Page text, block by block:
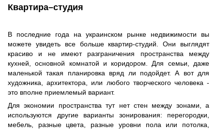
Квартира–студия
В последние года на украинском рынке недвижимости вы
можете увидеть все больше квартир-студий. Они выглядят
красиво и не имеют разграничения пространства между
кухней, основной комнатой и коридором. Для семьи, даже
маленькой такая планировка вряд ли подойдет. А вот для
художника, архитектора, или любого творческого человека -
это вполне приемлемый вариант.
Для экономии пространства тут нет стен между зонами, а
используются другие варианты зонирования: перегородки,
мебель, разные цвета, разные уровни пола или потолка,